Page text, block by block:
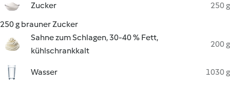
Zucker
250 g
250 g brauner Zucker
Sahne zum Schlagen, 30-40 % Fett,
kühlschrankkalt
200 g
Wasser 1030 g